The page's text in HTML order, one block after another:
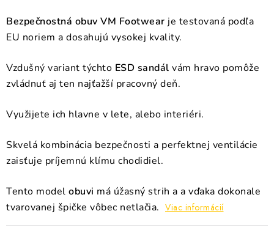
Napíšte nám
Bezpečnostná obuv VM Footwear je testovaná podľa
EU noriem a dosahujú vysokej kvality.
Vzdušný variant týchto ESD sandál vám hravo pomôže
zvládnuť aj ten najťažší pracovný deň.
Využijete ich hlavne v lete, alebo interiéri.
Skvelá kombinácia bezpečnosti a perfektnej ventilácie
zaisťuje príjemnú klímu chodidiel.
Tento model obuvi má úžasný strih a a vďaka dokonale
tvarovanej špičke vôbec netlačia. Viac informácií